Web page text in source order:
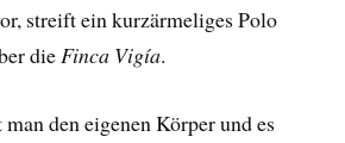
streift ein kurzärmeliges Polo
dieFinca Vigía.
den eigenen Körper und es